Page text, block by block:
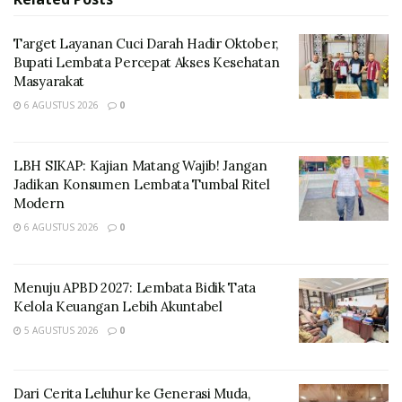
Lanjutnya, kegiatan ini menjadi bagian penting dalam
memperkenalkan kekayaan budaya Lamaholot yang
hidup dan diwariskan secara turun-temurun.
fokus kegiatan beralih pada eksplorasi budaya di Desa
Target Layanan Cuci Darah Hadir Oktober,
Bupati Lembata Percepat Akses Kesehatan
Masyarakat
6 AGUSTUS 2026 0
LBH SIKAP: Kajian Matang Wajib! Jangan
Jadikan Konsumen Lembata Tumbal Ritel
Modern
6 AGUSTUS 2026 0
Menuju APBD 2027: Lembata Bidik Tata
Kelola Keuangan Lebih Akuntabel
5 AGUSTUS 2026 0
Dari Cerita Leluhur ke Generasi Muda,